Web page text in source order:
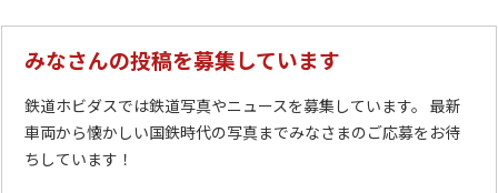
みなさんの投稿を募集しています
鉄道ホビダスでは鉄道写真やニュースを募集しています。 最新
車両から懐かしい国鉄時代の写真までみなさまのご応募をお待
ちしています！